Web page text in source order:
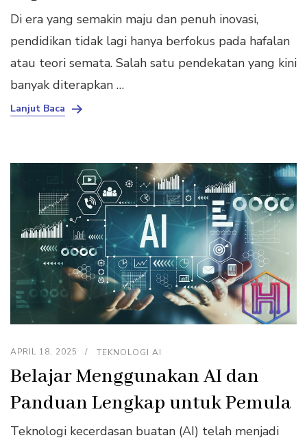
Di era yang semakin maju dan penuh inovasi,
pendidikan tidak lagi hanya berfokus pada hafalan
atau teori semata. Salah satu pendekatan yang kini
banyak diterapkan …
Lanjut Baca
APRIL 18, 2025 TEKNOLOGI AI
Belajar Menggunakan AI dan
Panduan Lengkap untuk Pemula
Teknologi kecerdasan buatan (AI) telah menjadi